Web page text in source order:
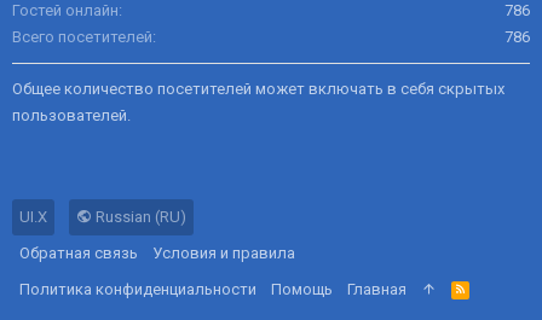
Гостей онлайн
786
Всего посетителей
786
Общее количество посетителей может включать в себя скрытых
пользователей.
UI.X
Russian (RU)
Обратная связь
Условия и правила
Политика конфиденциальности
Помощь Главная
R
S